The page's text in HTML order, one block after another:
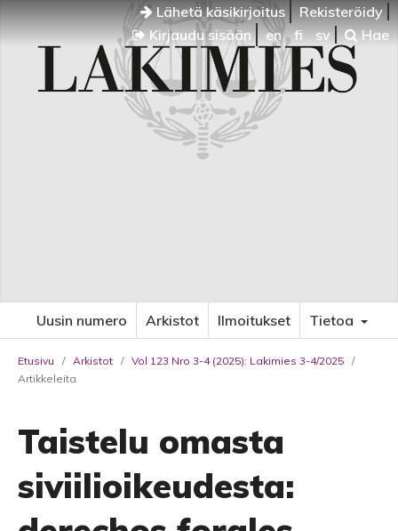
Lähetä käsikirjoitus
Rekisteröidy
Kirjaudu sisään
en fi sv Hae
Uusin numero Arkistot Ilmoitukset Tietoa
Etusivu / Arkistot / Vol 123 Nro 3-4 (2025): Lakimies 3-4/2025 /
Artikkeleita
Taistelu omasta
siviilioikeudesta: